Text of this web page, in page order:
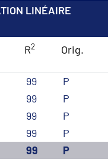
LINÉAIRE
R2 Orig.
99
P
99
P
99
P
99
P
99 P